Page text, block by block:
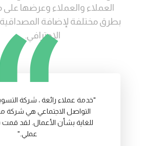
العملاء والعملاء وعرضها
بطرق مختلفة لإضافة
الاحترافي.
"خدمة عملاء رائعة ، شركة
التواصل الاجتماعي هي شركة
للغاية بشأن الأعمال. لقد قمت
عملي."